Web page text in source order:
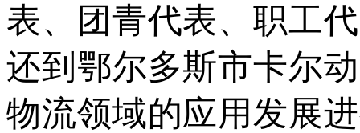
表、团青代表、职工
还到鄂尔多斯市卡尔
物流领域的应用发展